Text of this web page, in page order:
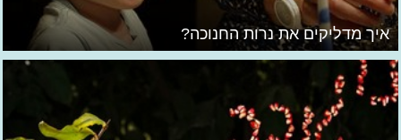
איך מדליקים את נרות החנוכה?